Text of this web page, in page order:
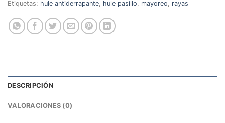
Etiquetas: hule antiderrapante, hule pasillo, mayoreo, rayas
DESCRIPCIÓN
VALORACIONES (0)